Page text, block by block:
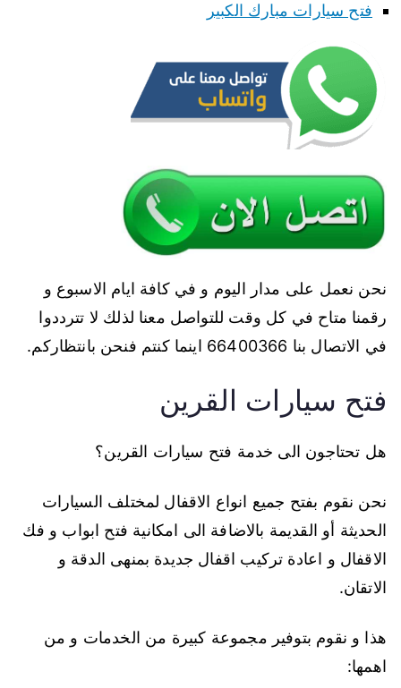
فتح سيارات مبارك الكبير
نحن نعمل على مدار اليوم و في كافة ايام الاسبوع و
رقمنا متاح في كل وقت للتواصل معنا لذلك لا تترددوا
في الاتصال بنا 66400366 اينما كنتم فنحن بانتظاركم.
فتح سيارات القرين
هل تحتاجون الى خدمة فتح سيارات القرين؟
نحن نقوم بفتح جميع انواع الاقفال لمختلف السيارات
الحديثة أو القديمة بالاضافة الى امكانية فتح ابواب و فك
الاقفال و اعادة تركيب اقفال جديدة بمنهى الدقة و
الاتقان.
هذا و نقوم بتوفير مجموعة كبيرة من الخدمات و من
اهمها: